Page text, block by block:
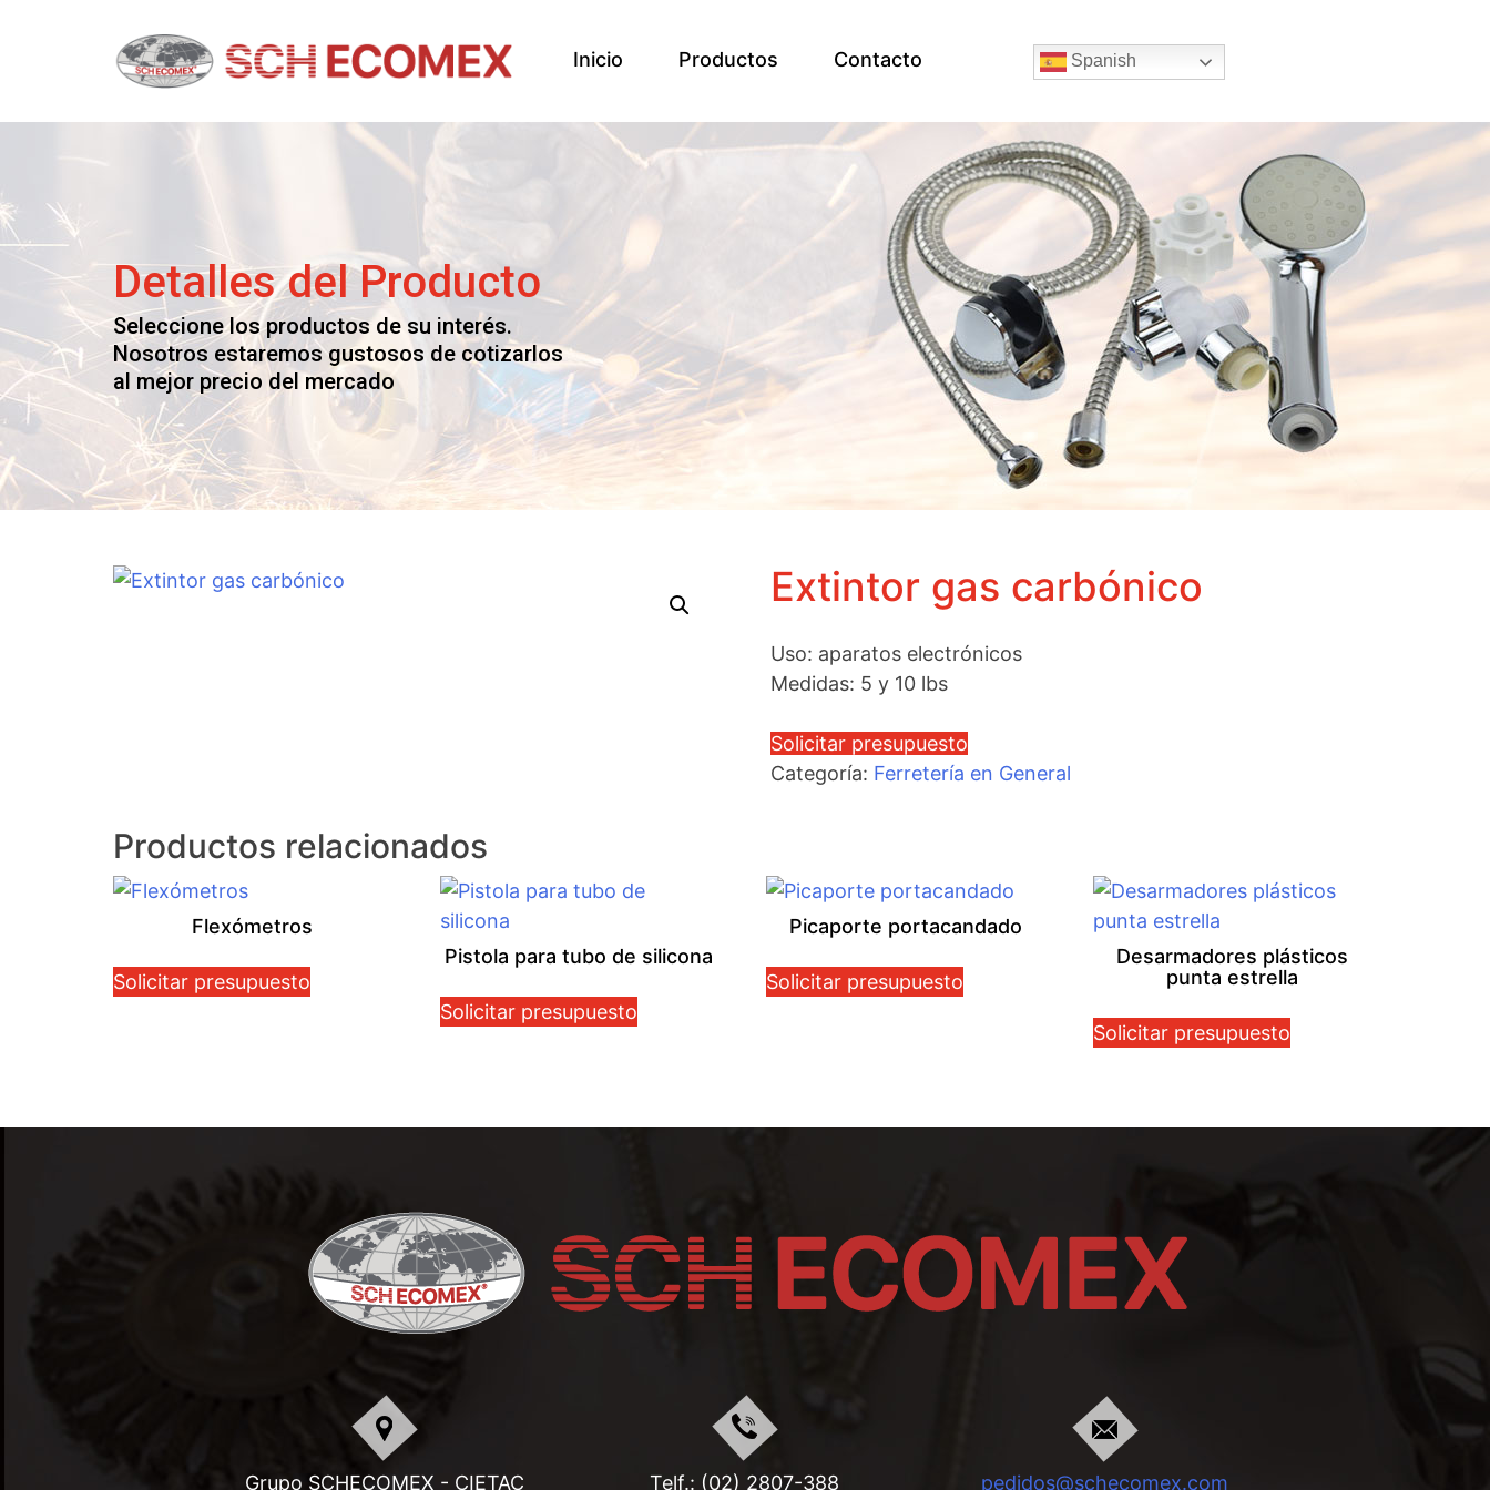
Inicio Productos Contacto Spanish
Detalles del Producto
Seleccione los productos de su interés.
Nosotros estaremos gustosos de cotizarlos
al mejor precio del mercado
Extintor gas carbónico
Uso: aparatos electrónicos
Medidas: 5 y 10 lbs
Solicitar presupuesto
Categoría: Ferretería en General
Productos relacionados
Flexómetros
Solicitar presupuesto
Pistola para tubo de silicona
Solicitar presupuesto
Picaporte portacandado
Solicitar presupuesto
Desarmadores plásticos
punta estrella
Solicitar presupuesto
Grupo SCHECOMEX - CIETAC Telf.: (02) 2807-388 pedidos@schecomex.com